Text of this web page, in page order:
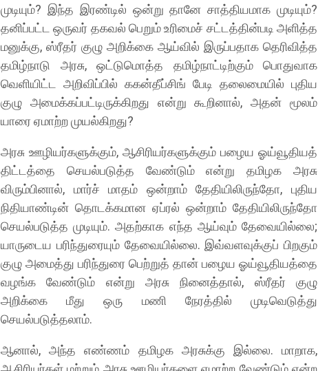
முடியும்? இந்த இரண்டில் ஒன்று தானே சாத்தியமாக முடியும்?
தனிப்பட்ட ஒருவர் தகவல் பெறும் உரிமைச் சட்டத்தின்படி அளித்த
மனுக்கு, ஸ்ரீதர் குழு அறிக்கை ஆய்வில் இருப்பதாக தெரிவித்த
தமிழ்நாடு அரசு, ஒட்டுமொத்த தமிழ்நாட்டிற்கும் பொதுவாக
வெளியிட்ட அறிவிப்பில் ககன்தீப்சிங் பேடி தலைமையில் புதிய
குழு அமைக்கப்பட்டிருக்கிறது என்று கூறினால், அதன் மூலம்
யாரை ஏமாற்ற முயல்கிறது?
அரசு ஊழியர்களுக்கும், ஆசிரியர்களுக்கும் பழைய ஓய்வூதியத்
திட்டத்தை செயல்படுத்த வேண்டும் என்று தமிழக அரசு
விரும்பினால், மார்ச் மாதம் ஒன்றாம் தேதியிலிருந்தோ, புதிய
நிதியாண்டின் தொடக்கமான ஏப்ரல் ஒன்றாம் தேதியிலிருந்தோ
செயல்படுத்த முடியும். அதற்காக எந்த ஆய்வும் தேவையில்லை;
யாருடைய பரிந்துரையும் தேவையில்லை. இவ்வளவுக்குப் பிறகும்
குழு அமைத்து பரிந்துரை பெற்றுத் தான் பழைய ஓய்வூதியத்தை
வழங்க வேண்டும் என்று அரசு நினைத்தால், ஸ்ரீதர் குழு
அறிக்கை மீது ஒரு மணி நேரத்தில் முடிவெடுத்து
செயல்படுத்தலாம்.
ஆனால், அந்த எண்ணம் தமிழக அரசுக்கு இல்லை. மாறாக,